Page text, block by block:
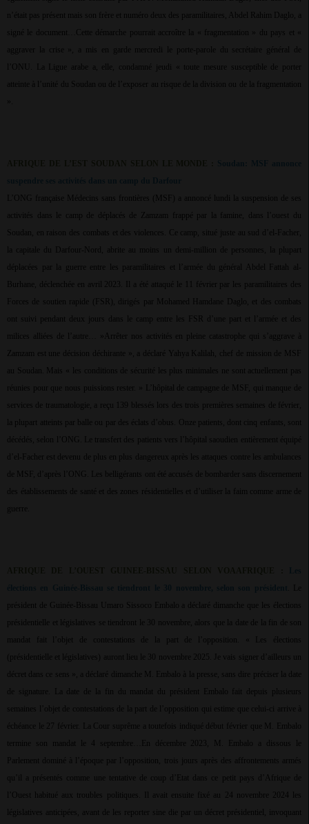
n’était pas présent mais son frère et numéro deux des paramilitaires, Abdel Rahim Daglo, a
signé le document…Cette démarche pourrait accroître la « fragmentation » du pays et «
aggraver la crise », a mis en garde mercredi le porte-parole du secrétaire général de
l’ONU. La Ligue arabe a, elle, condamné jeudi « toute mesure susceptible de porter
atteinte à l’unité du Soudan ou de l’exposer au risque de la division ou de la fragmentation
L’ONG française Médecins sans frontières (MSF) a annoncé lundi la suspension de ses
activités dans le camp de déplacés de Zamzam frappé par la famine, dans l’ouest du
Soudan, en raison des combats et des violences. Ce camp, situé juste au sud d’el-Facher,
la capitale du Darfour-Nord, abrite au moins un demi-million de personnes, la plupart
déplacées par la guerre entre les paramilitaires et l’armée du général Abdel Fattah al-
Burhane, déclenchée en avril 2023. Il a été attaqué le 11 février par les paramilitaires des
Forces de soutien rapide (FSR), dirigés par Mohamed Hamdane Daglo, et des combats
ont suivi pendant deux jours dans le camp entre les FSR d’une part et l’armée et des
milices alliées de l’autre… »Arrêter nos activités en pleine catastrophe qui s’aggrave à
Zamzam est une décision déchirante », a déclaré Yahya Kalilah, chef de mission de MSF
au Soudan. Mais « les conditions de sécurité les plus minimales ne sont actuellement pas
réunies pour que nous puissions rester. » L’hôpital de campagne de MSF, qui manque de
services de traumatologie, a reçu 139 blessés lors des trois premières semaines de février,
la plupart atteints par balle ou par des éclats d’obus. Onze patients, dont cinq enfants, sont
décédés, selon l’ONG. Le transfert des patients vers l’hôpital saoudien entièrement équipé
d’el-Facher est devenu de plus en plus dangereux après les attaques contre les ambulances
de MSF, d’après l’ONG. Les belligérants ont été accusés de bombarder sans discernement
des établissements de santé et des zones résidentielles et d’utiliser la faim comme arme de
guerre.
président de Guinée-Bissau Umaro Sissoco Embalo a déclaré dimanche que les élections
présidentielle et législatives se tiendront le 30 novembre, alors que la date de la fin de son
mandat fait l’objet de contestations de la part de l’opposition. « Les élections
(présidentielle et législatives) auront lieu le 30 novembre 2025. Je vais signer d’ailleurs un
décret dans ce sens », a déclaré dimanche M. Embalo à la presse, sans dire préciser la date
de signature. La date de la fin du mandat du président Embalo fait depuis plusieurs
semaines l’objet de contestations de la part de l’opposition qui estime que celui-ci arrive à
échéance le 27 février. La Cour suprême a toutefois indiqué début février que M. Embalo
termine son mandat le 4 septembre…En décembre 2023, M. Embalo a dissous le
Parlement dominé à l’époque par l’opposition, trois jours après des affrontements armés
qu’il a présentés comme une tentative de coup d’Etat dans ce petit pays d’Afrique de
l’Ouest habitué aux troubles politiques. Il avait ensuite fixé au 24 novembre 2024 les
législatives anticipées, avant de les reporter sine die par un décret présidentiel, invoquant